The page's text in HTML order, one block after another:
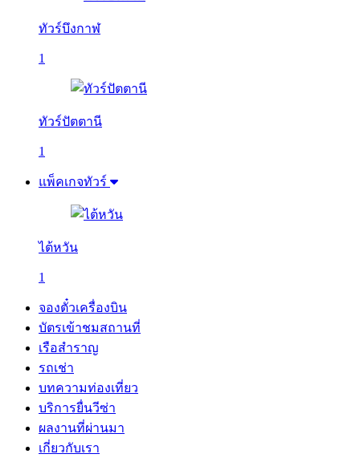
ทัวร์บึงกาฬ
1
ทัวร์ปัตตานี
1
แพ็คเกจทัวร์
ไต้หวัน
1
จองตั๋วเครื่องบิน
บัตรเข้าชมสถานที่
เรือสำราญ
รถเช่า
บทความท่องเที่ยว
บริการยื่นวีซ่า
ผลงานที่ผ่านมา
เกี่ยวกับเรา